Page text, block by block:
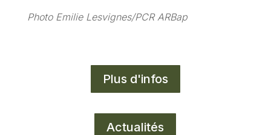
Photo Emilie Lesvignes/PCR ARBap
Plus d'infos
Actualités